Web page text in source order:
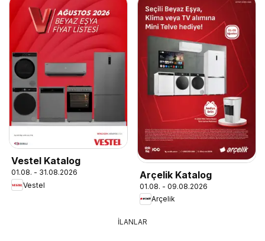
Vestel Katalog
01.08. - 31.08.2026
Vestel
Arçelik Katalog
01.08. - 09.08.2026
Arçelik
İLANLAR